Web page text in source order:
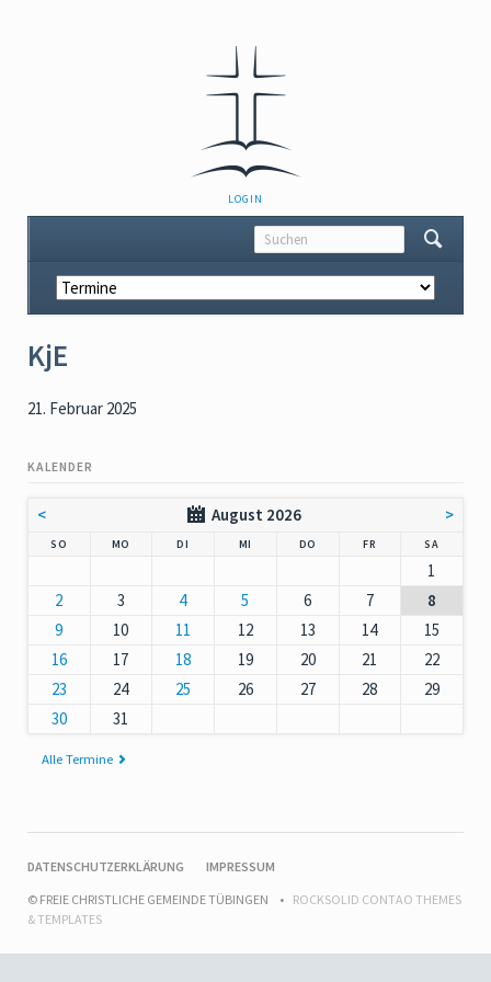
NAVIGATION
ÜBERSPRINGEN
LOGIN
Navigation
überspringen
KjE
21. Februar 2025
KALENDER
< August 2026 >
SO MO DI MI DO NNERSTAG
FR SAMSTAG
1
2
3 4 5 6 7
8
9
10 11 12 13 14
15
16
17 18 19 20 21
22
23
24 25 26 27 28
29
30
31
Alle Termine
NAVIGATION
DATENSCHUTZERKLÄRUNG
IMPRESSUM
© FREIE CHRISTLICHE GEMEINDE TÜBINGEN
ROCKSOLID CONTAO THEMES
& TEMPLATES